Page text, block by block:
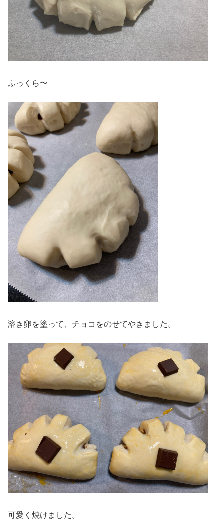
ふっくら〜
溶き卵を塗って、チョコをのせてやきました。
可愛く焼けました。